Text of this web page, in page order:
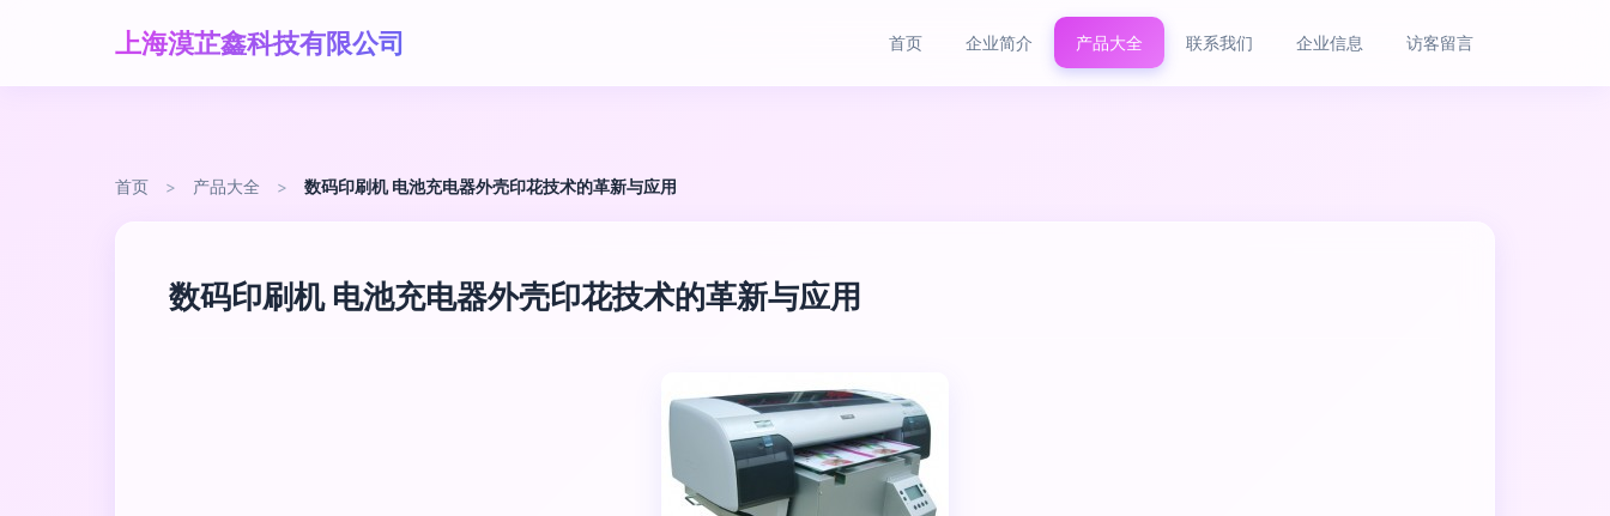
上海漠芷鑫科技有限公司 首页 企业简介 产品大全 联系我们 企业信息 访客留言
首页 > 产品大全 > 数码印刷机 电池充电器外壳印花技术的革新与应用
数码印刷机 电池充电器外壳印花技术的革新与应用